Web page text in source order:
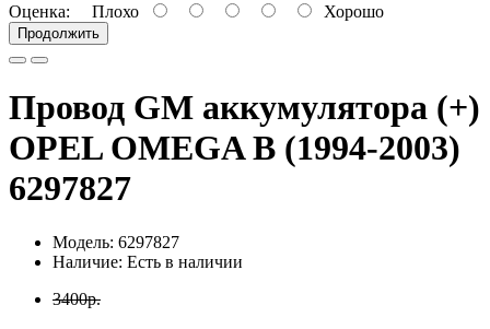
Оценка: Плохо Хорошо
Продолжить
Провод GM аккумулятора (+)
OPEL OMEGA B (1994-2003)
6297827
Модель: 6297827
Наличие: Есть в наличии
3400р.